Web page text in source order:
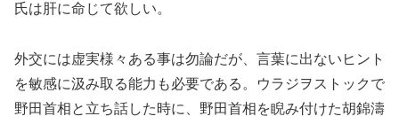
氏は肝に命じて欲しい。
外交には虚実様々ある事は勿論だが、言葉に出ないヒント
を敏感に汲み取る能力も必要である。ウラジヲストックで
野田首相と立ち話した時に、野田首相を睨み付けた胡錦濤